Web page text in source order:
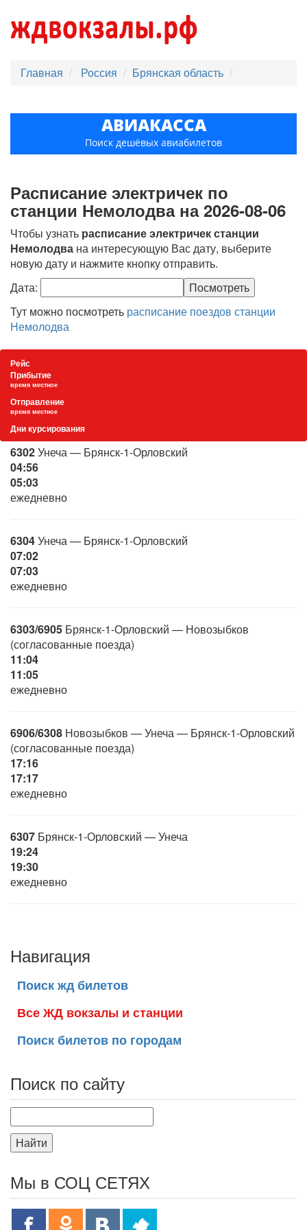
Главная Россия Брянская область
АВИАКАССА
Поиск дешёвых авиабилетов
Расписание электричек по
станции Немолодва на 2026-08-06
Чтобы узнать расписание электричек станции
Немолодва на интересующую Вас дату, выберите
новую дату и нажмите кнопку отправить.
Дата:
Тут можно посмотреть расписание поездов станции
Немолодва
Рейс
Прибытие
время местное
Отправление
время местное
Дни курсирования
6302Унеча — Брянск-1-Орловский
04:56
05:03
ежедневно
6304Унеча — Брянск-1-Орловский
07:02
07:03
ежедневно
6303/6905 Брянск-1-Орловский — Новозыбков
(согласованные поезда)
11:04
11:05
ежедневно
6906/6308 Новозыбков — Унеча — Брянск-1-Орловский
(согласованные поезда)
17:16
17:17
ежедневно
6307 Брянск-1-Орловский — Унеча
19:24
19:30
ежедневно
Навигация
Поиск жд билетов
Все ЖД вокзалы и станции
Поиск билетов по городам
Поиск по сайту
Найти
Мы в СОЦ СЕТЯХ